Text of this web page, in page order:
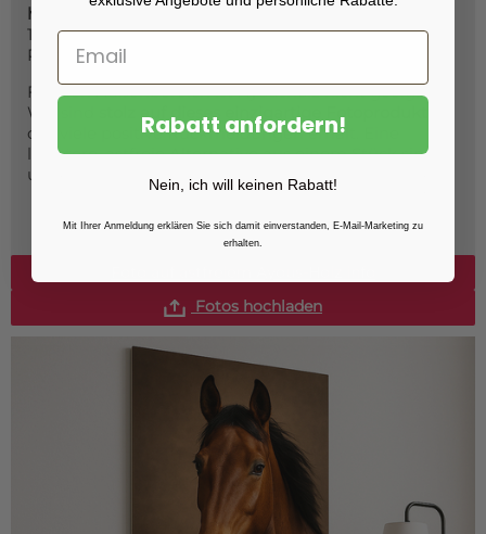
hochwertig
und in Großformaten bis
100×150 und 120×200 cm erhältlich – ideal für
Porträts, Fine Art und moderne Interiors.
Für den Außenbereich ist Ayousholz nicht geeignet.
Wir sind
stolz auf dieses einzigartige Fotoprodukt
das viele positive Rückmeldungen erhält. Eine
leichtere, astfreie Alternative aus einem Stück sind
unsere
Fotos hochladen
Rabatt anfordern!
Nein, ich will keinen Rabatt!
Mit Ihrer Anmeldung erklären Sie sich damit einverstanden, E-Mail-Marketing zu
erhalten.